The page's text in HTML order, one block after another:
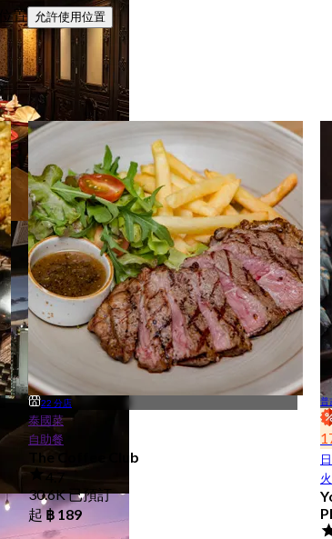
置 允許使用位置
22 分店
泰國菜
自助餐
The Coffee Club
4.7
30.6K 已預訂
起฿ 189
普